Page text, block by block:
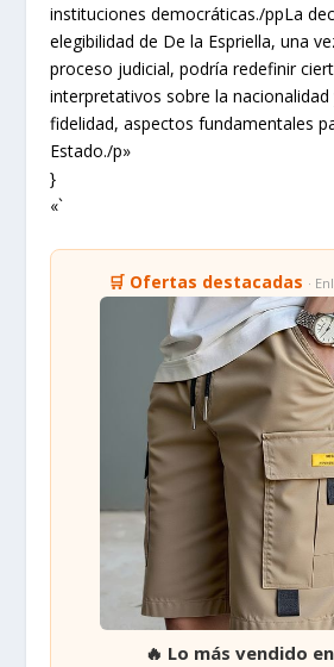
instituciones democráticas./ppLa
elegibilidad de De la Espriella, una
proceso judicial, podría redefinir
interpretativos sobre la
fidelidad, aspectos fundamentales
Estado./p»
}
«`
🛒 Ofertas destacadas ·
🔥 Lo más vendido